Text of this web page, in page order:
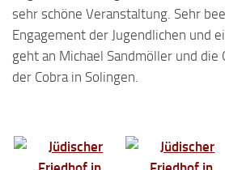
sehr schöne Veranstaltung. Sehr
Engagement der Jugendlichen und
geht an Michael Sandmöller und die
der Cobra in Solingen.